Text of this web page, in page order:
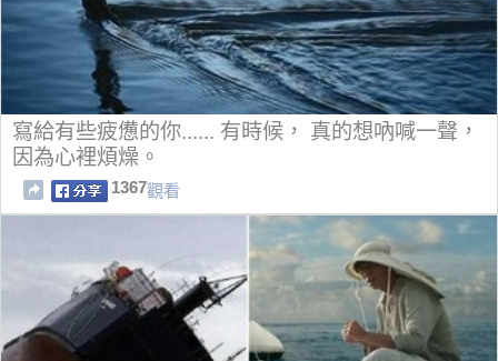
寫給有些疲憊的你...... 有時候， 真的想吶喊一聲，
因為心裡煩燥。
1367觀看